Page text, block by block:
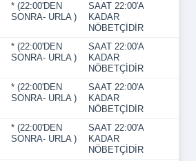
* (22:00'DEN
SONRA- URLA )
SAAT 22:00'A
KADAR
NÖBETÇİDİR
* (22:00'DEN
SONRA- URLA )
SAAT 22:00'A
KADAR
NÖBETÇİDİR
* (22:00'DEN
SONRA- URLA )
SAAT 22:00'A
KADAR
NÖBETÇİDİR
* (22:00'DEN
SONRA- URLA )
SAAT 22:00'A
KADAR
NÖBETÇİDİR